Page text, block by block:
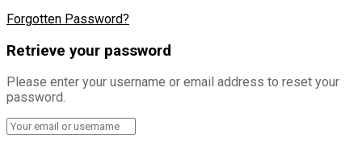
Forgotten Password?
Retrieve your password
Please enter your username or email address to reset your
password.